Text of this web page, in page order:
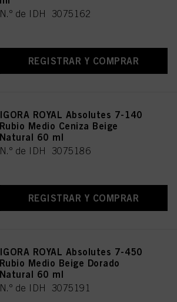
N.º de IDH 3075162
REGISTRAR Y COMPRAR
IGORA ROYAL Absolutes 7-140
Rubio Medio Ceniza Beige
Natural 60 ml
N.º de IDH 3075186
REGISTRAR Y COMPRAR
IGORA ROYAL Absolutes 7-450
Rubio Medio Beige Dorado
Natural 60 ml
N.º de IDH 3075191